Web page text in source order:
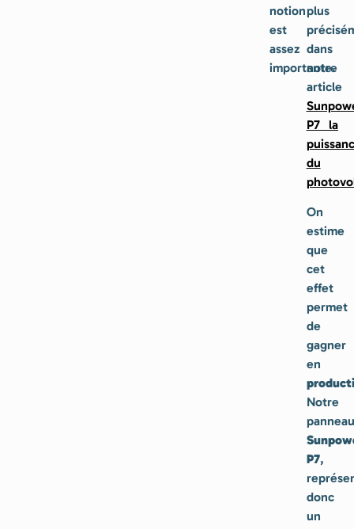
notion
est
assez
importante.
plus
dans
notre
article
P7 la
du
On
estime
que
cet
effet
permet
de
gagner
en
Notre
panneau
P7,
donc
un